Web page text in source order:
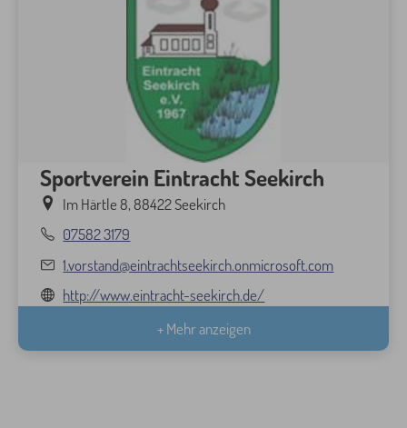
Sportverein Eintracht Seekirch
Im Härtle 8, 88422 Seekirch
07582 3179
1.vorstand@eintrachtseekirch.onmicrosoft.com
http://www.eintracht-seekirch.de/
+ Mehr anzeigen